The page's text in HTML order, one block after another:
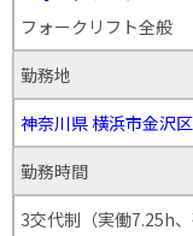
フォークリフト全般
勤務地
神奈川県横浜市金沢区
勤務時間
3交代制（実働7.25h、